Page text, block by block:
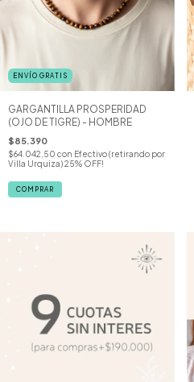
ENVÍO GRATIS
GARGANTILLA PROSPERIDAD
(OJO DE TIGRE) - HOMBRE
$85.390
$64.042,50 con Efectivo (retirando por
Villa Urquiza) 25% OFF!